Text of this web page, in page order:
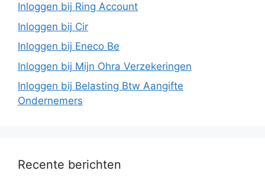
Inloggen bij Ring Account
Inloggen bij Cir
Inloggen bij Eneco Be
Inloggen bij Mijn Ohra Verzekeringen
Inloggen bij Belasting Btw Aangifte
Ondernemers
Recente berichten